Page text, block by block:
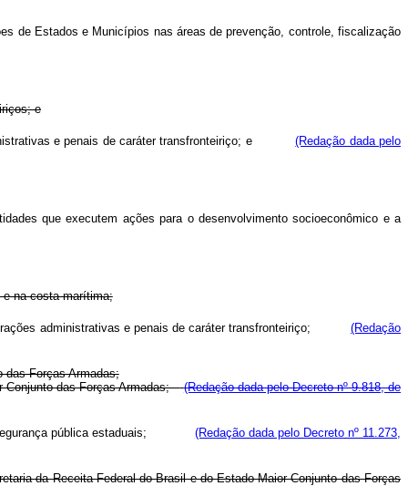
de Estados e Municípios nas áreas de prevenção, controle, fiscalização
e
e penais de caráter transfronteiriço; e (Redação dada pelo
que executem ações para o desenvolvimento socioeconômico e a
e na costa marítima;
administrativas e penais de caráter transfronteiriço; (Redação
das Forças Armadas;
Conjunto das Forças Armadas; (Redação dada pelo Decreto nº 9.818, de
segurança pública estaduais; (Redação dada pelo Decreto nº 11.273,
da Receita Federal do Brasil e do Estado-Maior Conjunto das Forças